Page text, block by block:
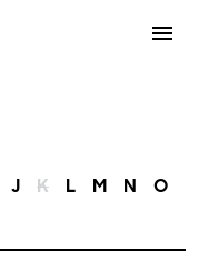
J K L M N O